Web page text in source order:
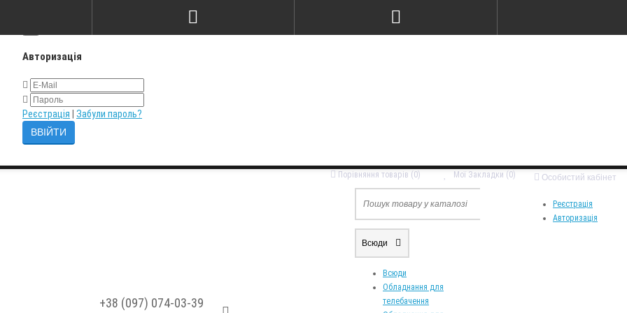
Авторизація
Реєстрація Забули пароль?
Особистий кабінет
Реєстрація
Авторизація
Мої Закладки (0)
Порівняння товарів (0)
+38 (097) 074-03-39
Всюди
Всюди
Обладнання для
телебачення